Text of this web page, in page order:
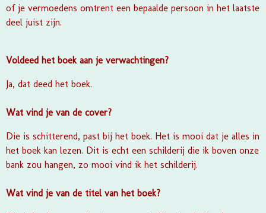
of je vermoedens omtrent een bepaalde persoon in het laatste
deel juist zijn.
Voldeed het boek aan je verwachtingen?
Ja, dat deed het boek.
Wat vind je van de cover?
Die is schitterend, past bij het boek. Het is mooi dat je alles in
het boek kan lezen. Dit is echt een schilderij die ik boven onze
bank zou hangen, zo mooi vind ik het schilderij.
Wat vind je van de titel van het boek?